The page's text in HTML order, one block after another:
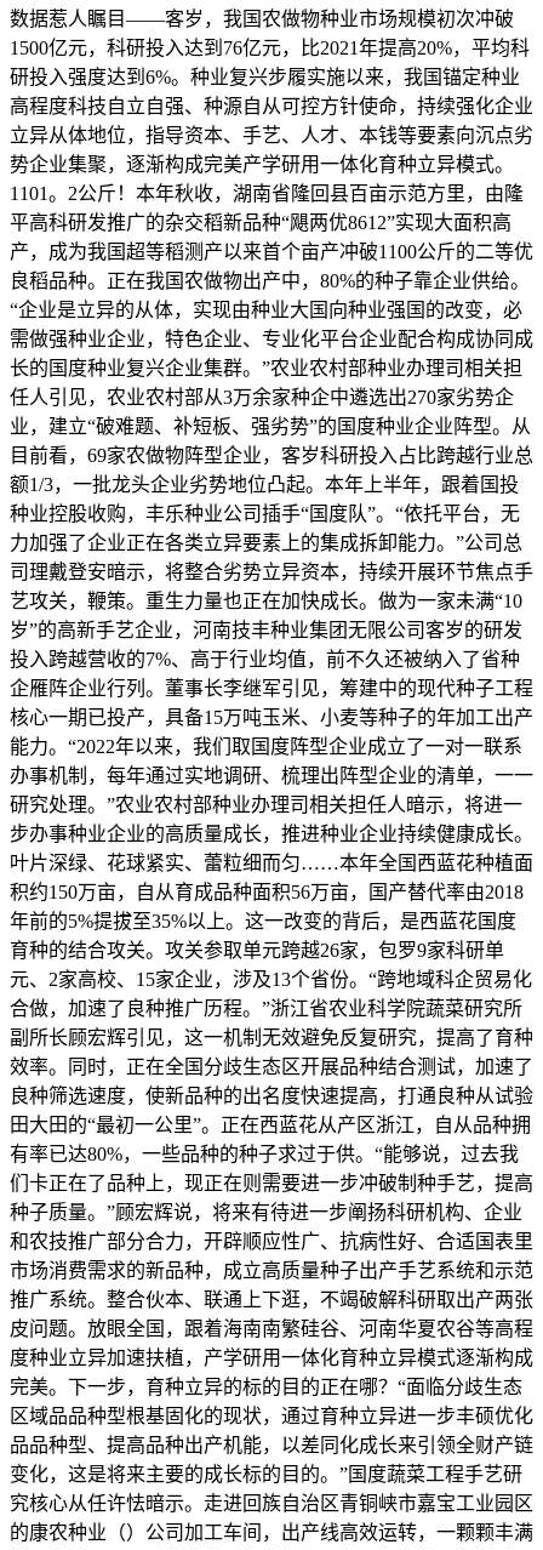
数据惹人瞩目——客岁，我国农做物种业市场规模初次冲破
1500亿元，科研投入达到76亿元，比2021年提高20%，平均科
研投入强度达到6%。种业复兴步履实施以来，我国锚定种业
高程度科技自立自强、种源自从可控方针使命，持续强化企业
立异从体地位，指导资本、手艺、人才、本钱等要素向沉点劣
势企业集聚，逐渐构成完美产学研用一体化育种立异模式。
1101。2公斤！本年秋收，湖南省隆回县百亩示范方里，由隆
平高科研发推广的杂交稻新品种“飓两优8612”实现大面积高
产，成为我国超等稻测产以来首个亩产冲破1100公斤的二等优
良稻品种。正在我国农做物出产中，80%的种子靠企业供给。
“企业是立异的从体，实现由种业大国向种业强国的改变，必
需做强种业企业，特色企业、专业化平台企业配合构成协同成
长的国度种业复兴企业集群。”农业农村部种业办理司相关担
任人引见，农业农村部从3万余家种企中遴选出270家劣势企
业，建立“破难题、补短板、强劣势”的国度种业企业阵型。从
目前看，69家农做物阵型企业，客岁科研投入占比跨越行业总
额1/3，一批龙头企业劣势地位凸起。本年上半年，跟着国投
种业控股收购，丰乐种业公司插手“国度队”。“依托平台，无
力加强了企业正在各类立异要素上的集成拆卸能力。”公司总
司理戴登安暗示，将整合劣势立异资本，持续开展环节焦点手
艺攻关，鞭策。重生力量也正在加快成长。做为一家未满“10
岁”的高新手艺企业，河南技丰种业集团无限公司客岁的研发
投入跨越营收的7%、高于行业均值，前不久还被纳入了省种
企雁阵企业行列。董事长李继军引见，筹建中的现代种子工程
核心一期已投产，具备15万吨玉米、小麦等种子的年加工出产
能力。“2022年以来，我们取国度阵型企业成立了一对一联系
办事机制，每年通过实地调研、梳理出阵型企业的清单，一一
研究处理。”农业农村部种业办理司相关担任人暗示，将进一
步办事种业企业的高质量成长，推进种业企业持续健康成长。
叶片深绿、花球紧实、蕾粒细而匀……本年全国西蓝花种植面
积约150万亩，自从育成品种面积56万亩，国产替代率由2018
年前的5%提拔至35%以上。这一改变的背后，是西蓝花国度
育种的结合攻关。攻关参取单元跨越26家，包罗9家科研单
元、2家高校、15家企业，涉及13个省份。“跨地域科企贸易化
合做，加速了良种推广历程。”浙江省农业科学院蔬菜研究所
副所长顾宏辉引见，这一机制无效避免反复研究，提高了育种
效率。同时，正在全国分歧生态区开展品种结合测试，加速了
良种筛选速度，使新品种的出名度快速提高，打通良种从试验
田大田的“最初一公里”。正在西蓝花从产区浙江，自从品种拥
有率已达80%，一些品种的种子求过于供。“能够说，过去我
们卡正在了品种上，现正在则需要进一步冲破制种手艺，提高
种子质量。”顾宏辉说，将来有待进一步阐扬科研机构、企业
和农技推广部分合力，开辟顺应性广、抗病性好、合适国表里
市场消费需求的新品种，成立高质量种子出产手艺系统和示范
推广系统。整合伙本、联通上下逛，不竭破解科研取出产两张
皮问题。放眼全国，跟着海南南繁硅谷、河南华夏农谷等高程
度种业立异加速扶植，产学研用一体化育种立异模式逐渐构成
完美。下一步，育种立异的标的目的正在哪？“面临分歧生态
区域品品种型根基固化的现状，通过育种立异进一步丰硕优化
品品种型、提高品种出产机能，以差同化成长来引领全财产链
变化，这是将来主要的成长标的目的。”国度蔬菜工程手艺研
究核心从任许怯暗示。走进回族自治区青铜峡市嘉宝工业园区
的康农种业（）公司加工车间，出产线高效运转，一颗颗丰满